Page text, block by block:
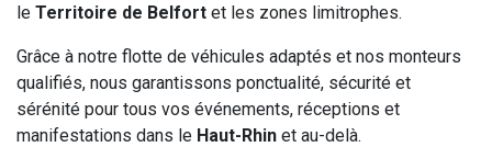
le Territoire de Belfort et les zones limitrophes.
Grâce à notre flotte de véhicules adaptés et nos monteurs
qualifiés, nous garantissons ponctualité, sécurité et
sérénité pour tous vos événements, réceptions et
manifestations dans le Haut-Rhin et au-delà.